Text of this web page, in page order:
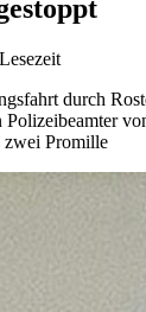
durch
zwei Promille